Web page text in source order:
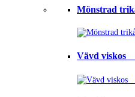
Mönstrad
Vävd